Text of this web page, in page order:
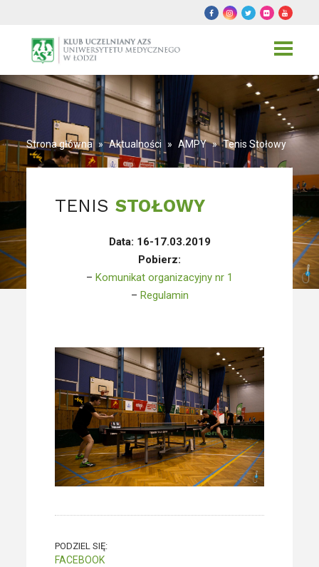
Toggle
Strona główna » Aktualności » AMPY » Tenis Stołowy
TENISSTOŁOWY
Data: 16-17.03.2019
Pobierz:
– Komunikat organizacyjny nr 1
– Regulamin
PODZIEL SIĘ:
FACEBOOK